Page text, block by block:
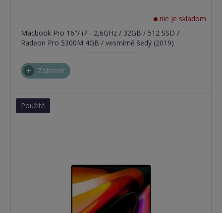
nie je skladom
Macbook Pro 16"/ i7 - 2,6GHz / 32GB / 512 SSD /
Radeon Pro 5300M 4GB / vesmírně šedý (2019)
Zobraziť
Použité